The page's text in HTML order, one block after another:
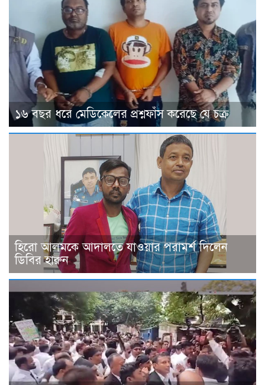
১৬ বছর ধরে মেডিকেলের প্রশ্নফাঁস করেছে যে চক্র
হিরো আলমকে আদালতে যাওয়ার পরামর্শ দিলেন
ডিবির হারুন